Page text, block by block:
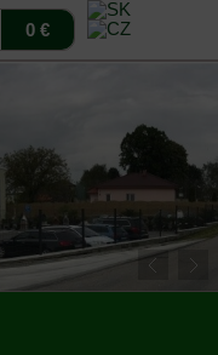
0 €